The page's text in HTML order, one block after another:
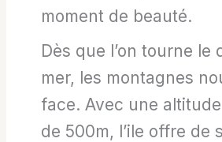
moment de beauté.
Dès que l’on tourne le
mer, les montagnes
face. Avec une
de 500m, l’ile offre de